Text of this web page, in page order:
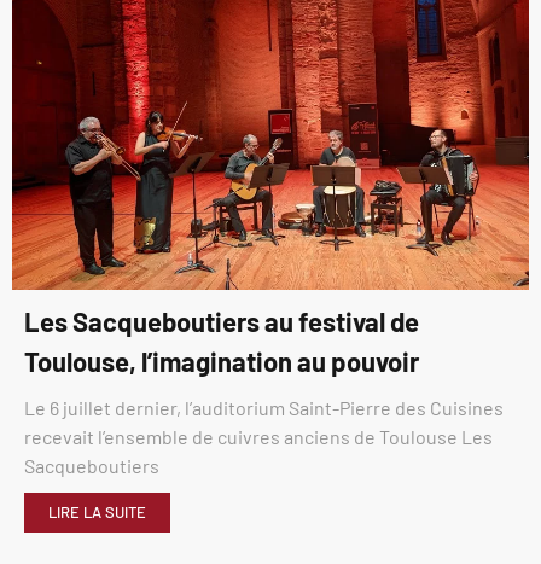
Les Sacqueboutiers au festival de
Toulouse, l’imagination au pouvoir
Le 6 juillet dernier, l’auditorium Saint-Pierre des Cuisines
recevait l’ensemble de cuivres anciens de Toulouse Les
Sacqueboutiers
LIRE LA SUITE